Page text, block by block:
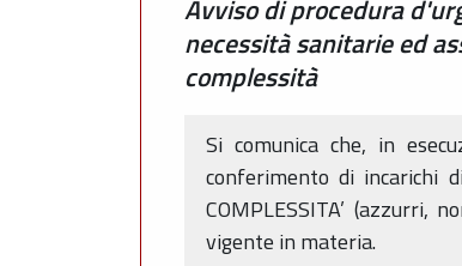
Avviso di procedura
necessità sanitarie ed
complessità
Si comunica che, in
conferimento di incarichi
COMPLESSITA’ (azzurri,
vigente in materia.